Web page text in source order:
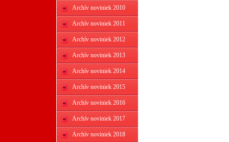
Archív noviniek 2010
Archív noviniek 2011
Archív noviniek 2012
Archív noviniek 2013
Archív noviniek 2014
Archív noviniek 2015
Archív noviniek 2016
Archív noviniek 2017
Archív noviniek 2018